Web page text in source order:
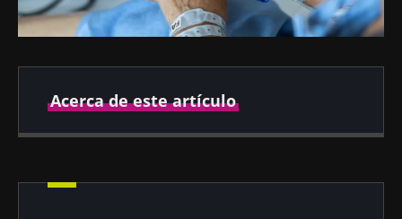
Acerca de este artículo
Autor